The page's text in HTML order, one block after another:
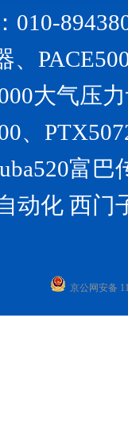
010-
大气压
、
富
动化 西门
京公网安备